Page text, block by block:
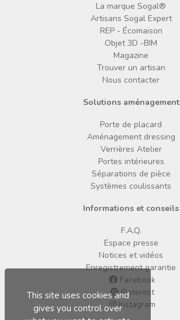
La marque Sogal®
Artisans Sogal Expert
REP - Écomaison
Objet 3D -BIM
Magazine
Trouver un artisan
Nous contacter
Solutions aménagement
Porte de placard
Aménagement dressing
Verrières Atelier
Portes intérieures
Séparations de pièce
Systèmes coulissants
Informations et conseils
F.A.Q.
Espace presse
Notices et vidéos
Enregistrement garantie
Facebook
Pinterest
Instagram
This site uses cookies and
gives you control over